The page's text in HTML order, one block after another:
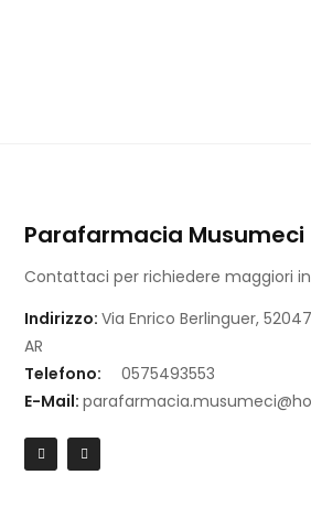
Parafarmacia Musumeci
Contattaci per richiedere maggiori
Indirizzo: Via Enrico Berlinguer,
AR
Telefono:
0575493553
E-Mail: